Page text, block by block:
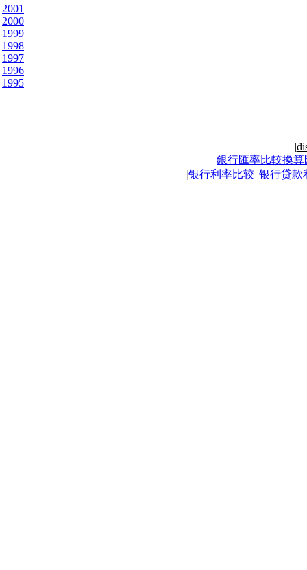
2001
2000
1999
1998
1997
1996
1995
|
銀行匯率比較換算
|银行利率比较 |银行贷款